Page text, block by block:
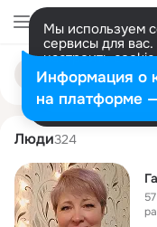
Мы используем
сервисы для
настроить
представитель.
Разрешить все
Поиск
людям
galina anikeeva
Люди324
Информация о
на платформе